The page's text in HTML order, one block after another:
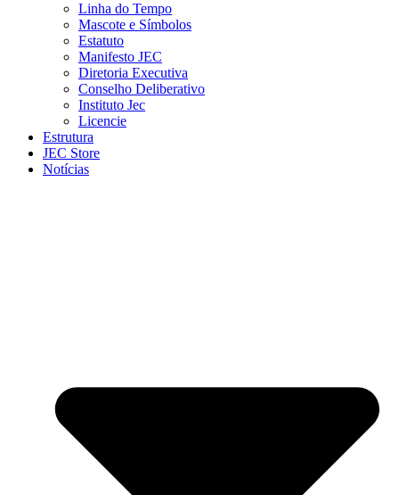
Linha do Tempo
Mascote e Símbolos
Estatuto
Manifesto JEC
Diretoria Executiva
Conselho Deliberativo
Instituto Jec
Licencie
Estrutura
JEC Store
Notícias